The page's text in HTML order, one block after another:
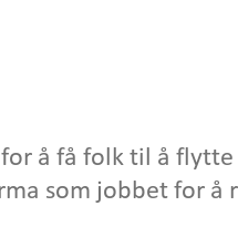
å få folk til å
som jobbet for å